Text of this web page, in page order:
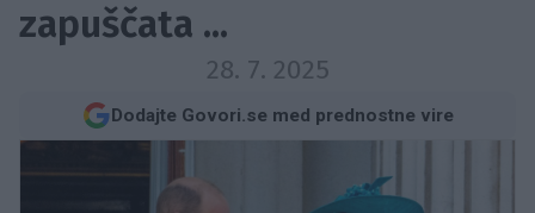
zapuščata ...
28. 7. 2025
Dodajte Govori.se med prednostne vire